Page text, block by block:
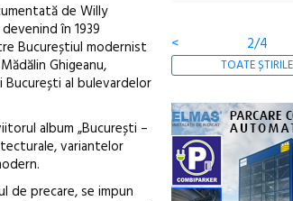
de Willy
în 1939
Bucureștiul modernist
Ghigeanu,
al bulevardelor
album „București –
variantelor
de precare, se impun
<
2/4
TOATE ȘTIRILE